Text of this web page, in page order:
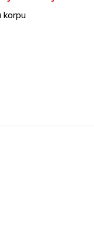
korpu